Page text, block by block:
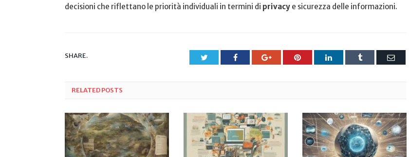
decisioni che riflettano le priorità individuali in termini di privacy e sicurezza ⁣delle informazioni.
SHARE. Twitter Facebook Google+ Pinterest LinkedIn Tumblr Email
RELATEDPOSTS